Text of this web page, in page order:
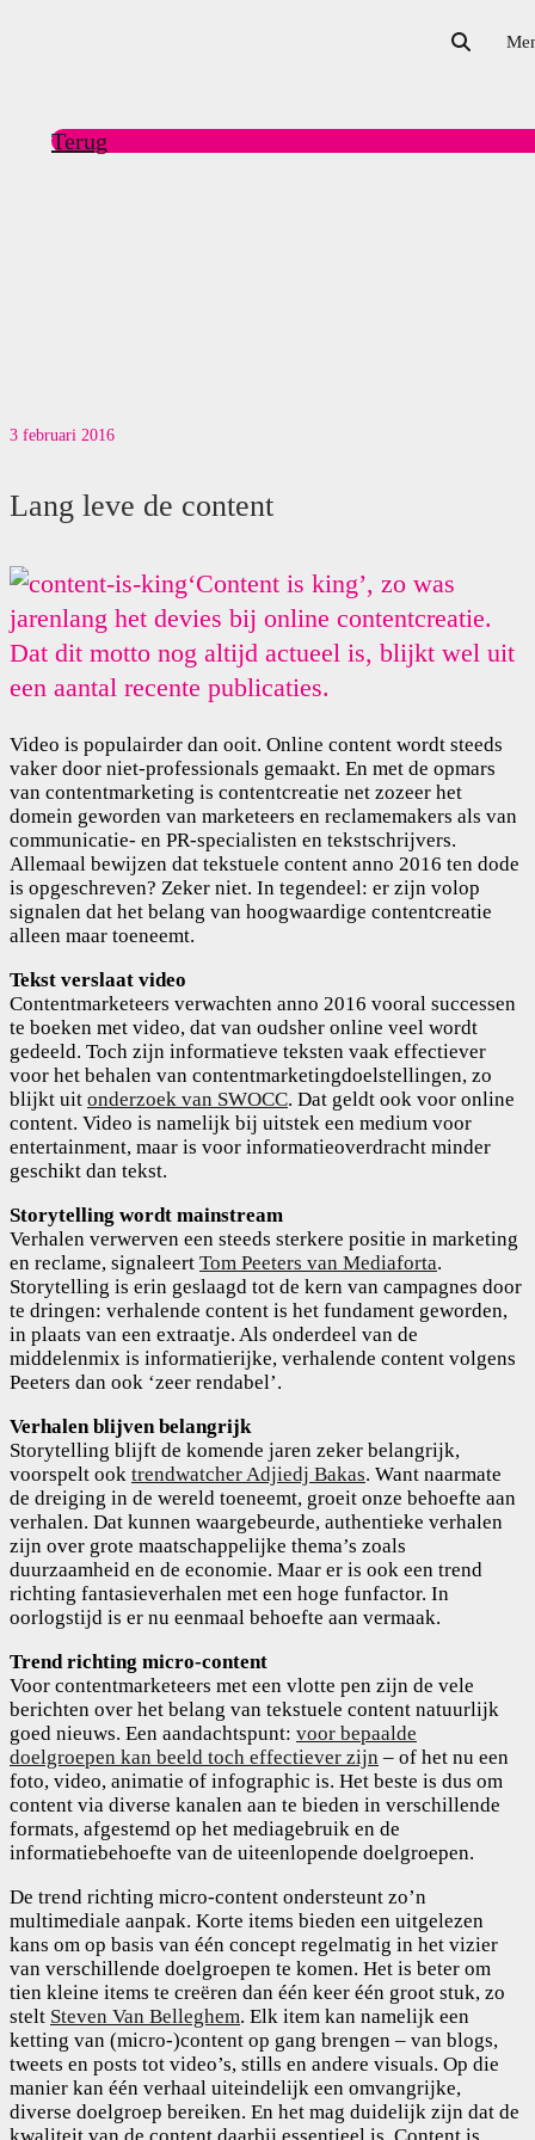
Terug
3 februari 2016
Lang leve de content
‘Content is king’, zo was
jarenlang het devies bij online contentcreatie.
Dat dit motto nog altijd actueel is, blijkt wel uit
een aantal recente publicaties.
Video is populairder dan ooit. Online content wordt steeds
vaker door niet-professionals gemaakt. En met de opmars
van contentmarketing is contentcreatie net zozeer het
domein geworden van marketeers en reclamemakers als van
communicatie- en PR-specialisten en tekstschrijvers.
Allemaal bewijzen dat tekstuele content anno 2016 ten dode
is opgeschreven? Zeker niet. In tegendeel: er zijn volop
signalen dat het belang van hoogwaardige contentcreatie
alleen maar toeneemt.
Tekst verslaat video
Contentmarketeers verwachten anno 2016 vooral successen
te boeken met video, dat van oudsher online veel wordt
gedeeld. Toch zijn informatieve teksten vaak effectiever
voor het behalen van contentmarketingdoelstellingen, zo
blijkt uit onderzoek van SWOCC. Dat geldt ook voor online
content. Video is namelijk bij uitstek een medium voor
entertainment, maar is voor informatieoverdracht minder
geschikt dan tekst.
Storytelling wordt mainstream
Verhalen verwerven een steeds sterkere positie in marketing
en reclame, signaleert Tom Peeters van Mediaforta.
Storytelling is erin geslaagd tot de kern van campagnes door
te dringen: verhalende content is het fundament geworden,
in plaats van een extraatje. Als onderdeel van de
middelenmix is informatierijke, verhalende content volgens
Peeters dan ook ‘zeer rendabel’.
Verhalen blijven belangrijk
Storytelling blijft de komende jaren zeker belangrijk,
voorspelt ook trendwatcher Adjiedj Bakas. Want naarmate
de dreiging in de wereld toeneemt, groeit onze behoefte aan
verhalen. Dat kunnen waargebeurde, authentieke verhalen
zijn over grote maatschappelijke thema’s zoals
duurzaamheid en de economie. Maar er is ook een trend
richting fantasieverhalen met een hoge funfactor. In
oorlogstijd is er nu eenmaal behoefte aan vermaak.
Trend richting micro-content
Voor contentmarketeers met een vlotte pen zijn de vele
berichten over het belang van tekstuele content natuurlijk
goed nieuws. Een aandachtspunt: voor bepaalde
doelgroepen kan beeld toch effectiever zijn – of het nu een
foto, video, animatie of infographic is. Het beste is dus om
content via diverse kanalen aan te bieden in verschillende
formats, afgestemd op het mediagebruik en de
informatiebehoefte van de uiteenlopende doelgroepen.
De trend richting micro-content ondersteunt zo’n
multimediale aanpak. Korte items bieden een uitgelezen
kans om op basis van één concept regelmatig in het vizier
van verschillende doelgroepen te komen. Het is beter om
tien kleine items te creëren dan één keer één groot stuk, zo
stelt Steven Van Belleghem. Elk item kan namelijk een
ketting van (micro-)content op gang brengen – van blogs,
tweets en posts tot video’s, stills en andere visuals. Op die
manier kan één verhaal uiteindelijk een omvangrijke,
diverse doelgroep bereiken. En het mag duidelijk zijn dat de